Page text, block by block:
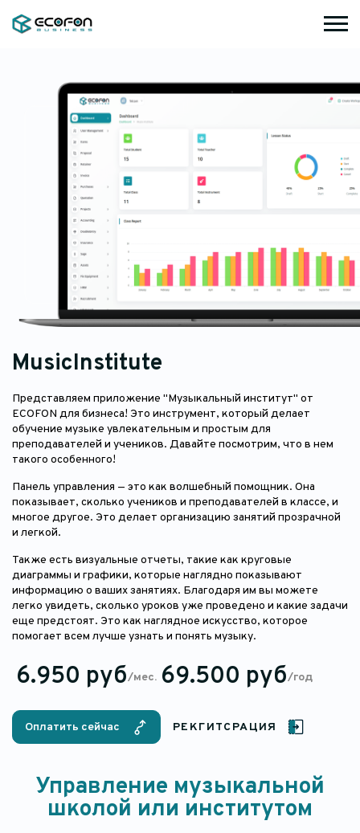
MusicInstitute
Представляем приложение "Музыкальный институт" от
ECOFON для бизнеса! Это инструмент, который делает
обучение музыке увлекательным и простым для
преподавателей и учеников. Давайте посмотрим, что в нем
такого особенного!
Панель управления — это как волшебный помощник. Она
показывает, сколько учеников и преподавателей в классе, и
многое другое. Это делает организацию занятий прозрачной
и легкой.
Также есть визуальные отчеты, такие как круговые
диаграммы и графики, которые наглядно показывают
информацию о ваших занятиях. Благодаря им вы можете
легко увидеть, сколько уроков уже проведено и какие задачи
еще предстоят. Это как наглядное искусство, которое
помогает всем лучше узнать и понять музыку.
6.950 руб/мес. 69.500 руб/год
Оплатить сейчас РЕКГИТСРАЦИЯ
Управление музыкальной
школой или институтом